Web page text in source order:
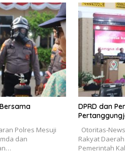
Polres Mesuji
dan
DPRD dan
Otoritas-
Rakyat
Pemerintah